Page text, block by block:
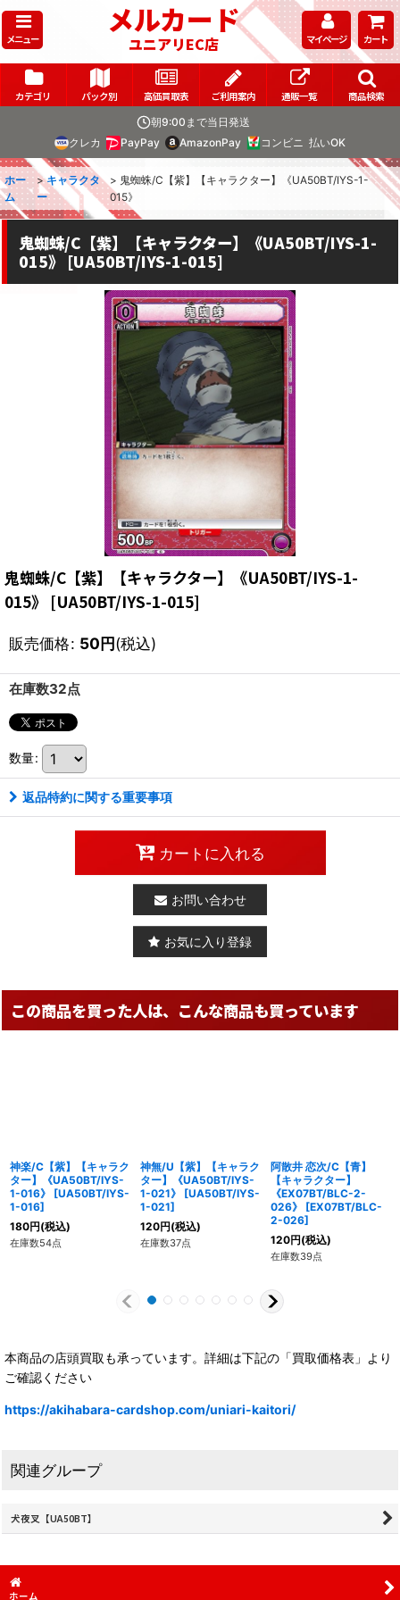
メニュー メルカード
ユニアリEC店 マイページ カート
カテゴリ パック別 高価買取表 ご利用案内 通販一覧
商品検索
朝9:00まで当日発送
クレカ
PayPay AmazonPay コンビニ 払いOK
ホー
ム
> キャラクタ
ー
> 鬼蜘蛛/C【紫】【キャラクター】《UA50BT/IYS-1-
015》
鬼蜘蛛/C【紫】【キャラクター】《UA50BT/IYS-1-
015》 [UA50BT/IYS-1-015]
鬼蜘蛛/C【紫】【キャラクター】《UA50BT/IYS-1-
015》 [UA50BT/IYS-1-015]
販売価格: 50円(税込)
在庫数32点
数量:
返品特約に関する重要事項
カートに入れる
お問い合わせ
お気に入り登録
この商品を買った人は、こんな商品も買っています
神楽/C【紫】【キャラク
ター】《UA50BT/IYS-
1-016》
[UA50BT/IYS-
1-016]
180円(税込)
在庫数54点
神無/U【紫】【キャラク
ター】《UA50BT/IYS-
1-021》
[UA50BT/IYS-
1-021]
120円(税込)
在庫数37点
阿散井 恋次/C【青】
【キャラクター】
《EX07BT/BLC-2-
026》
[EX07BT/BLC-
2-026]
120円(税込)
在庫数39点
本商品の店頭買取も承っています。詳細は下記の「買取価格表」より
ご確認ください
https://akihabara-cardshop.com/uniari-kaitori/
関連グループ
犬夜叉【UA50BT】
ホーム